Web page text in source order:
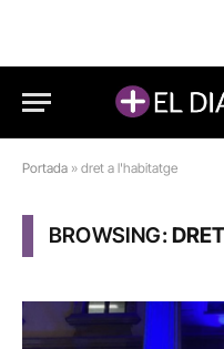
Portada » dret a l'habitatge
BROWSING: